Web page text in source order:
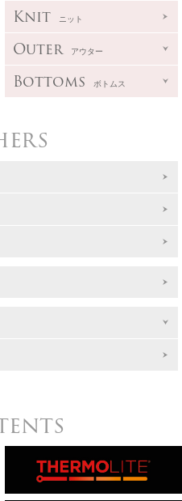
Knit ニット
Outer アウター
Bottoms ボトムス